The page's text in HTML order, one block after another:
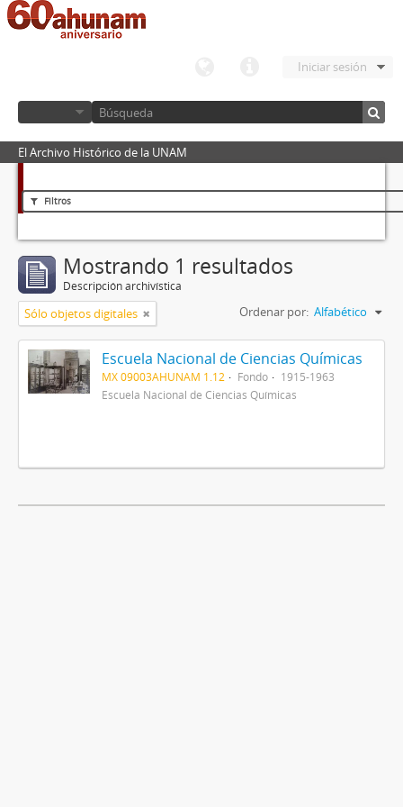
Iniciar sesión
El Archivo Histórico de la UNAM
Filtros
Mostrando 1 resultados
Descripción archivística
Sólo objetos digitales Ordenar por: Alfabético
Escuela Nacional de Ciencias Químicas
MX 09003AHUNAM 1.12 Fondo
1915-1963
Escuela Nacional de Ciencias Químicas